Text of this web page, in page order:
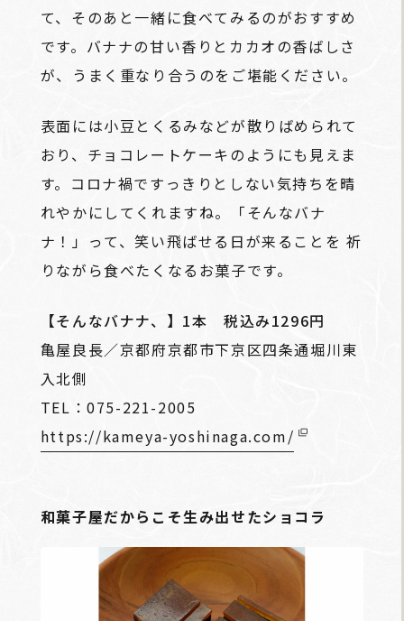
て、そのあと一緒に食べてみるのがおすすめ
です。バナナの甘い香りとカカオの香ばしさ
が、うまく重なり合うのをご堪能ください。
表面には小豆とくるみなどが散りばめられて
おり、チョコレートケーキのようにも見えま
す。コロナ禍ですっきりとしない気持ちを晴
れやかにしてくれますね。「そんなバナ
ナ！」って、笑い飛ばせる日が来ることを 祈
りながら食べたくなるお菓子です。
【そんなバナナ、】1本 税込み1296円
亀屋良長／京都府京都市下京区四条通堀川東
入北側
TEL：075-221-2005
https://kameya-yoshinaga.com/
和菓子屋だからこそ生み出せたショコラ